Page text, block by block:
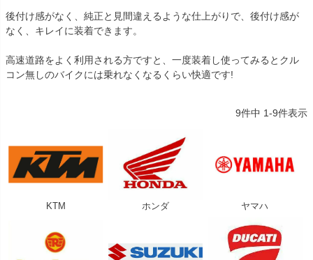
後付け感がなく、純正と見間違えるような仕上がりで、後付け感が
なく、キレイに装着できます。
高速道路をよく利用される方ですと、一度装着し使ってみるとクル
コン無しのバイクには乗れなくなるくらい快適です!
9件中 1-9件表示
KTM ホンダ ヤマハ